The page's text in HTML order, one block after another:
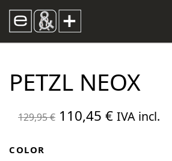
PETZL NEOX
129,95€ El
110,45 €El
IVA incl.
COLOR